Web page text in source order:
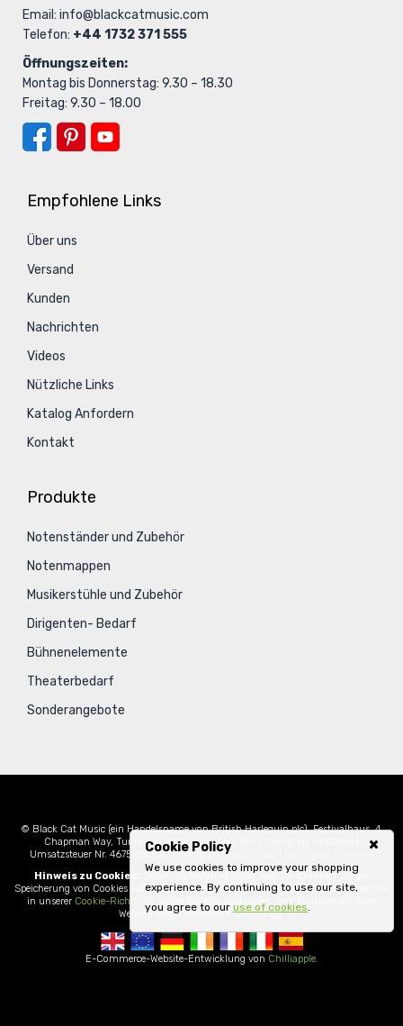
Cookie Policy
We use cookies to improve your shopping
experience. By continuing to use our site,
you agree to our use of cookies.
Email: info@blackcatmusic.com
Telefon: +44 1732 371 555
Öffnungszeiten:
Montag bis Donnerstag: 9.30 – 18.30
Freitag: 9.30 – 18.00
Empfohlene Links
Über uns
Versand
Kunden
Nachrichten
Videos
Nützliche Links
Katalog Anfordern
Kontakt
Produkte
Notenständer und Zubehör
Notenmappen
Musikerstühle und Zubehör
Dirigenten- Bedarf
Bühnenelemente
Theaterbedarf
Sonderangebote
© Black Cat Music (ein Handelsname von British Harlequin plc), Festivalhaus, 4
Chapman Way, Tunbridge Wells, Kent, TN2 3EF | Comp. Nr. 1420396 |
Umsatzsteuer Nr. 467578490|Sitemap|Privacy Policy
Hinweis zu Cookies:
Durch die Nutzung dieser Website stimmen Sie der
Speicherung von Cookies auf Ihrem Computer zu. Weitere Informationen finden Sie
in unserer Cookie-Richtlinie
. Wenn Cookies deaktiviert sind, funktioniert diese
Website möglicherweise nicht richtig.
E-Commerce-Website-Entwicklung von Chilliapple.